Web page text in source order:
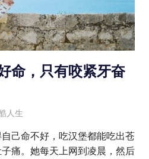
命，只有咬紧牙奋
人生
己命不好，吃汉堡都能吃出苍
痛。她每天上网到凌晨，然后